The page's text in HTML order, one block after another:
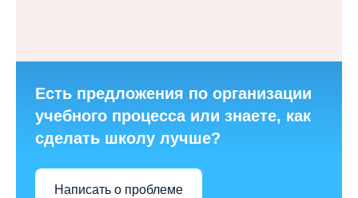
Есть предложения по организации
учебного процесса или знаете, как
сделать школу лучше?
Написать о проблеме